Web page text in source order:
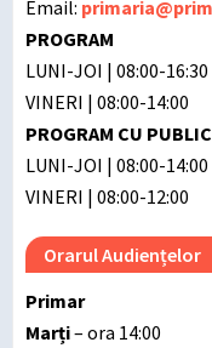
Email:
PROGRAM
LUNI-JOI | 08:00-16:30
VINERI | 08:00-14:00
PROGRAM CU
LUNI-JOI | 08:00-14:00
VINERI | 08:00-12:00
Orarul Audiențelor
Primar
Marți– ora 14:00